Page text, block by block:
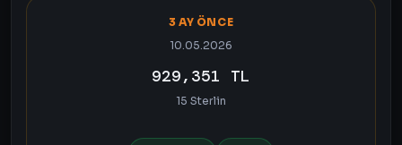
3 AY ÖNCE
10.05.2026
929,351 TL
15 Sterlin